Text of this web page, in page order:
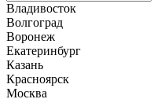
Владивосток
Волгоград
Воронеж
Екатеринбург
Казань
Красноярск
Москва